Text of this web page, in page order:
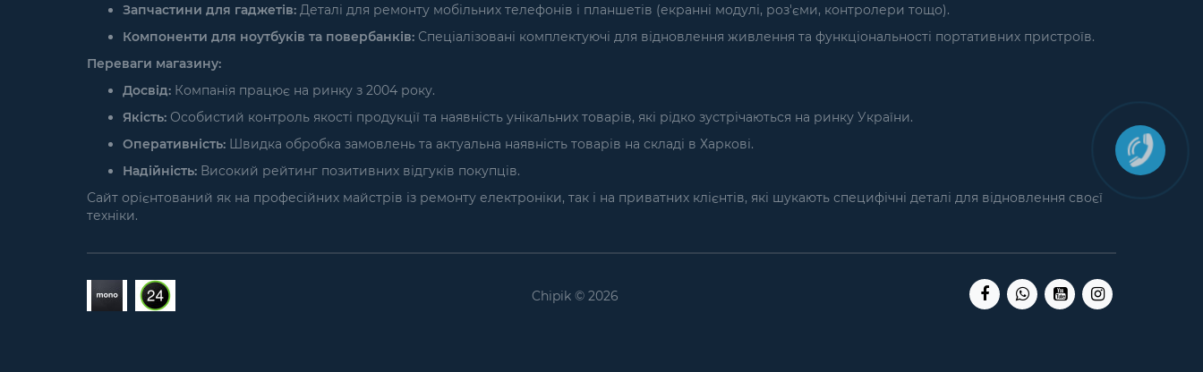
Запчастини для гаджетів: Деталі для ремонту мобільних телефонів і планшетів (екранні модулі, роз'єми, контролери тощо).
Компоненти для ноутбуків та повербанків: Спеціалізовані комплектуючі для відновлення живлення та функціональності портативних пристроїв.
Переваги магазину:
Досвід: Компанія працює на ринку з 2004 року.
Якість: Особистий контроль якості продукції та наявність унікальних товарів, які рідко зустрічаються на ринку України.
Оперативність: Швидка обробка замовлень та актуальна наявність товарів на складі в Харкові.
Надійність: Високий рейтинг позитивних відгуків покупців.
Сайт орієнтований як на професійних майстрів із ремонту електроніки, так і на приватних клієнтів, які шукають специфічні деталі для відновлення своєї
техніки.
Chipik © 2026